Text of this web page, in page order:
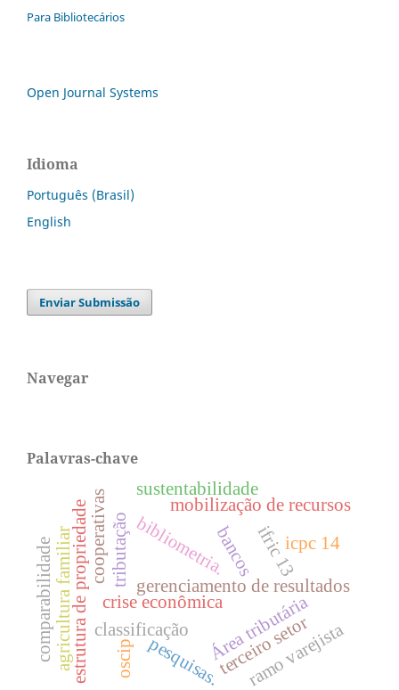
Para Bibliotecários
Open Journal Systems
Idioma
Português (Brasil)
English
Enviar Submissão
Navegar
Palavras-chave
classificação Área tributária
tributação gerenciamento de resultados
estrutura de propriedade
agricultura familiar bibliometria.bancos
crise econômica
pesquisas.
mobilização de recursos
terceiro setor
oscip
sustentabilidade
ramo varejista
ifric 13
comparabilidade icpc 14
cooperativas